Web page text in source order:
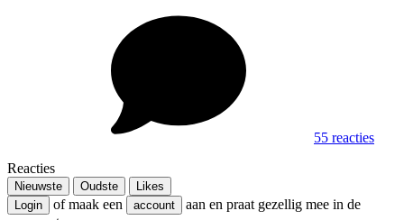
55 reacties
Reacties
Nieuwste Oudste
Likes
Login
of maak een account
aan en praat gezellig mee in de